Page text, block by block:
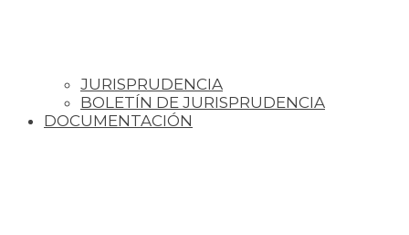
JURISPRUDENCIA
BOLETÍN DE JURISPRUDENCIA
DOCUMENTACIÓN